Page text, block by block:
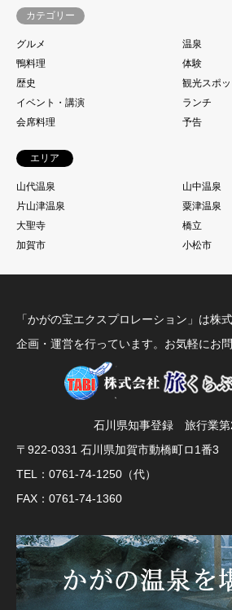
カテゴリー
グルメ
温泉
鴨料理
体験
歴史
観光スポッ
イベント・講演
ランチ
会席料理
予告
エリア
山代温泉
山中温泉
片山津温泉
粟津温泉
大聖寺
橋立
加賀市
小松市
「かがの宝エクスプロレーション」は株
企画・運営を行っています。お気軽にお
石川県知事登録 旅行業第
〒922-0331 石川県加賀市動橋町ロ1番3
TEL：0761-74-1250（代）
FAX：0761-74-1360